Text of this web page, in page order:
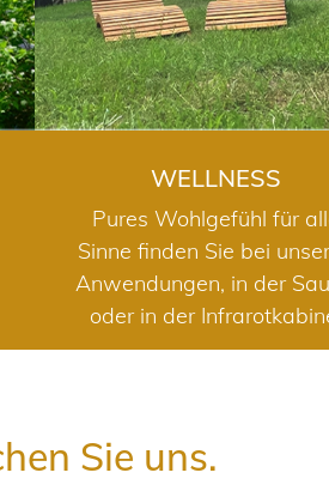
WELLNESS
Pures Wohlgefühl für
Sinne finden Sie bei
Anwendungen, in der
oder in der
Sie uns.